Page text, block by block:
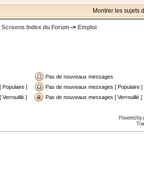
Montrer les sujets
Index du Forum -> Emploi
Pas de nouveaux messages
Populaire ]
Pas de nouveaux messages [ Populaire ]
Verrouillé ]
Pas de nouveaux messages [ Verrouillé ]
Powered by